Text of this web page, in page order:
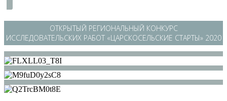
ОТКРЫТЫЙ РЕГИОНАЛЬНЫЙ КОНКУРС
ИССЛЕДОВАТЕЛЬСКИХ РАБОТ «ЦАРСКОСЕЛЬСКИЕ СТАРТЫ» 2020